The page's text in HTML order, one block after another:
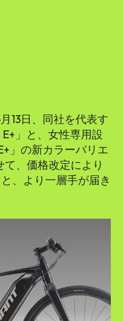
13日、同社を代表す
」と、女性専用設
」の新カラーバリエ
、価格改定により
、より一層手が届き